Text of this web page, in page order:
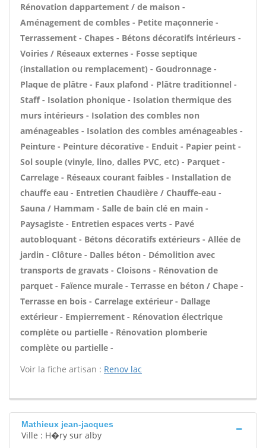
Rénovation dappartement / de maison -
Aménagement de combles - Petite maçonnerie -
Terrassement - Chapes - Bétons décoratifs intérieurs -
Voiries / Réseaux externes - Fosse septique
(installation ou remplacement) - Goudronnage -
Plaque de plâtre - Faux plafond - Plâtre traditionnel -
Staff - Isolation phonique - Isolation thermique des
murs intérieurs - Isolation des combles non
aménageables - Isolation des combles aménageables -
Peinture - Peinture décorative - Enduit - Papier peint -
Sol souple (vinyle, lino, dalles PVC, etc) - Parquet -
Carrelage - Réseaux courant faibles - Installation de
chauffe eau - Entretien Chaudière / Chauffe-eau -
Sauna / Hammam - Salle de bain clé en main -
Paysagiste - Entretien espaces verts - Pavé
autobloquant - Bétons décoratifs extérieurs - Allée de
jardin - Clôture - Dalles béton - Démolition avec
transports de gravats - Cloisons - Rénovation de
parquet - Faïence murale - Terrasse en béton / Chape -
Terrasse en bois - Carrelage extérieur - Dallage
extérieur - Empierrement - Rénovation électrique
complète ou partielle - Rénovation plomberie
complète ou partielle -
Voir la fiche artisan : Renov lac
Mathieux jean-jacques
Ville : H�ry sur alby